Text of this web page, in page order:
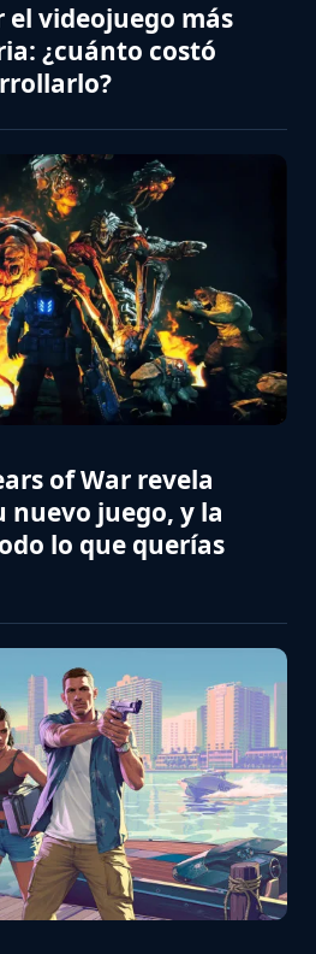
el videojuego más
¿cuánto costó
of War revela
nuevo juego, y la
lo que querías